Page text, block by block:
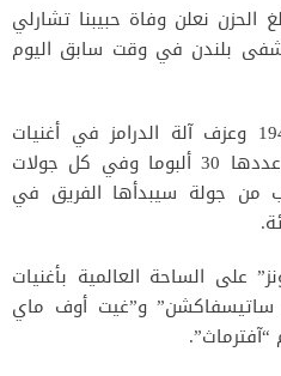
نعلن وفاة حبيبنا تشارلي
بلندن في وقت سابق اليوم
وولد واتس في لندن عام 1941 وعزف آلة الدرامز في أغنيات
ألبومات “رولينغ ستونز” البالغ عددها 30 ألبوما وفي كل جولات
من جولة سيبدأها الفريق في
على الساحة العالمية بأغنيات
و”غيت أوف ماي
“آفترماث”.